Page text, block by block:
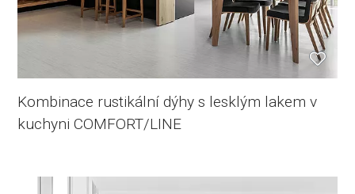
Kombinace rustikální dýhy s lesklým lakem v
kuchyni COMFORT/LINE